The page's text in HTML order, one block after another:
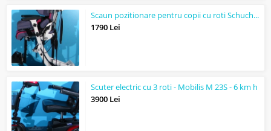
Scaun pozitionare pentru copii cu roti Schuchmann
1790 Lei
Scuter electric cu 3 roti - Mobilis M 23S - 6 km h
3900 Lei